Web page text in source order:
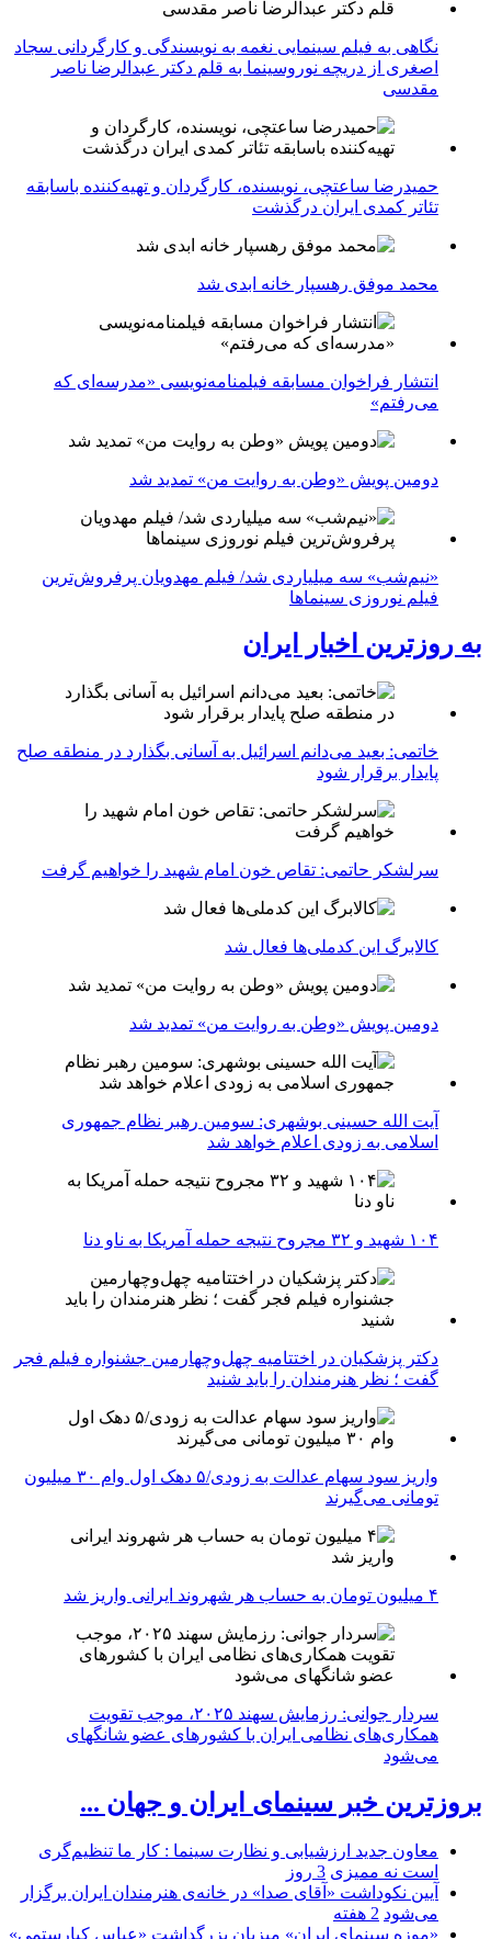
نگاهی به فیلم سینمایی نغمه به نویسندگی و کارگردانی سجاد
اصغری از دریچه نوروسینما به قلم دکتر عبدالرضا ناصر
مقدسی
حمیدرضا ساعتچی، نویسنده، کارگردان و تهیه‌کننده باسابقه
تئاتر کمدی ایران درگذشت
محمد موفق رهسپار خانه ابدی شد
انتشار فراخوان مسابقه فیلمنامه‌نویسی «مدرسه‌ای که
می‌رفتم»
دومین پویش «وطن به روایت من» تمدید شد
«نیم‌شب» سه میلیاردی شد/ فیلم مهدویان پرفروش‌ترین
فیلم نوروزی سینماها
به روزترین اخبار ایران
خاتمی: بعید می‌دانم اسرائیل به آسانی بگذارد در منطقه صلح
پایدار برقرار شود
سرلشکر حاتمی: تقاص خون امام شهید را خواهیم گرفت
کالابرگ این کدملی‌ها فعال شد
دومین پویش «وطن به روایت من» تمدید شد
آیت الله حسینی بوشهری: سومین رهبر نظام جمهوری
اسلامی به زودی اعلام خواهد شد
۱۰۴ شهید و ۳۲ مجروح نتیجه حمله آمریکا به ناو دنا
دکتر پزشکیان در اختتامیه چهل‌وچهارمین جشنواره فیلم فجر
گفت ؛ نظر هنرمندان را باید شنید
واریز سود سهام عدالت به زودی/۵ دهک اول وام ۳۰ میلیون
تومانی می‌گیرند
۴ میلیون تومان به حساب هر شهروند ایرانی واریز شد
سردار جوانی: رزمایش سهند ۲۰۲۵، موجب تقویت
همکاری‌های نظامی ایران با کشور‌های عضو شانگهای
می‌شود
بروزترین خبر سینمای ایران و جهان ...
معاون جدید ارزشیابی و نظارت سینما : کار ما تنظیم‌گری
است نه ممیزی 3 روز
آیین نکوداشت «آقای صدا» در خانه‌ی هنرمندان ایران برگزار
می‌شود 2 هفته
«موزه سینمای ایران» میزبان بزرگداشت «عباس کیارستمی»